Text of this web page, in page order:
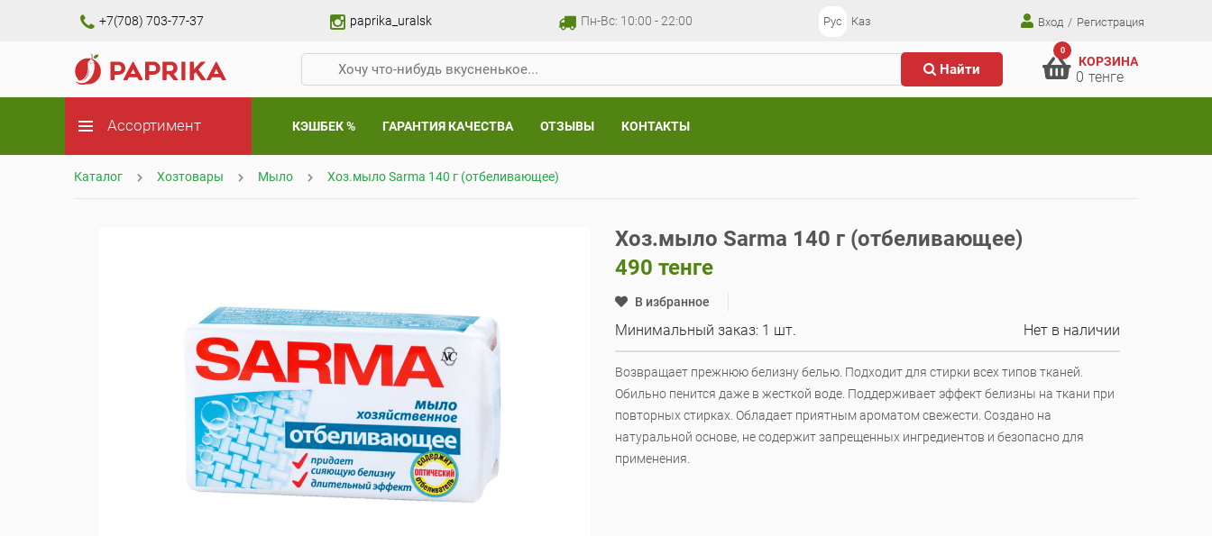
+7(708) 703-77-37 paprika_uralsk Пн-Вс: 10:00 - 22:00 Рус Каз Вход / Регистрация
Найти
0
КОРЗИНА
0 тенге
Ассортимент КЭШБЕК % ГАРАНТИЯ КАЧЕСТВА ОТЗЫВЫ КОНТАКТЫ
Каталог Хозтовары Мыло Хоз.мыло Sarma 140 г (отбеливающее)
Хоз.мыло Sarma 140 г (отбеливающее)
490 тенге
В избранное
Минимальный заказ: 1 шт. Нет в наличии
Возвращает прежнюю белизну белью. Подходит для стирки всех типов тканей.
Обильно пенится даже в жесткой воде. Поддерживает эффект белизны на ткани при
повторных стирках. Обладает приятным ароматом свежести. Создано на
натуральной основе, не содержит запрещенных ингредиентов и безопасно для
применения.